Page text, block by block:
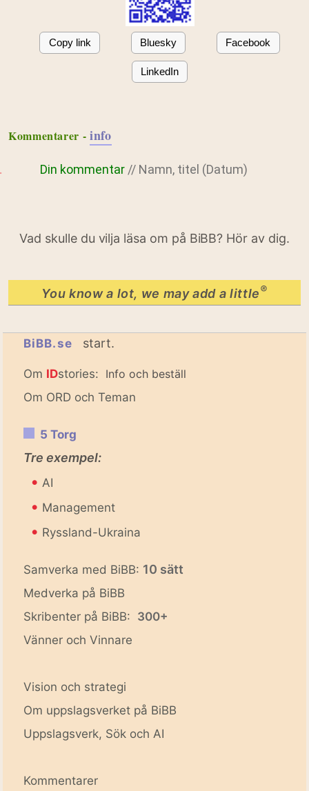
Copy link Bluesky Facebook
LinkedIn
Kommentarer - info
Din kommentar // Namn, titel (Datum)
Vad skulle du vilja läsa om på BiBB? Hör av dig.
You know a lot, we may add a little®
BiBB.se start.
Om IDstories: Info och beställ
Om ORD och Teman
5 Torg
Tre exempel:
• AI
• Management
• Ryssland-Ukraina
Samverka med BiBB: 10 sätt
Medverka på BiBB
Skribenter på BiBB: 300+
Vänner och Vinnare
Vision och strategi
Om uppslagsverket på BiBB
Uppslagsverk, Sök och AI
Kommentarer